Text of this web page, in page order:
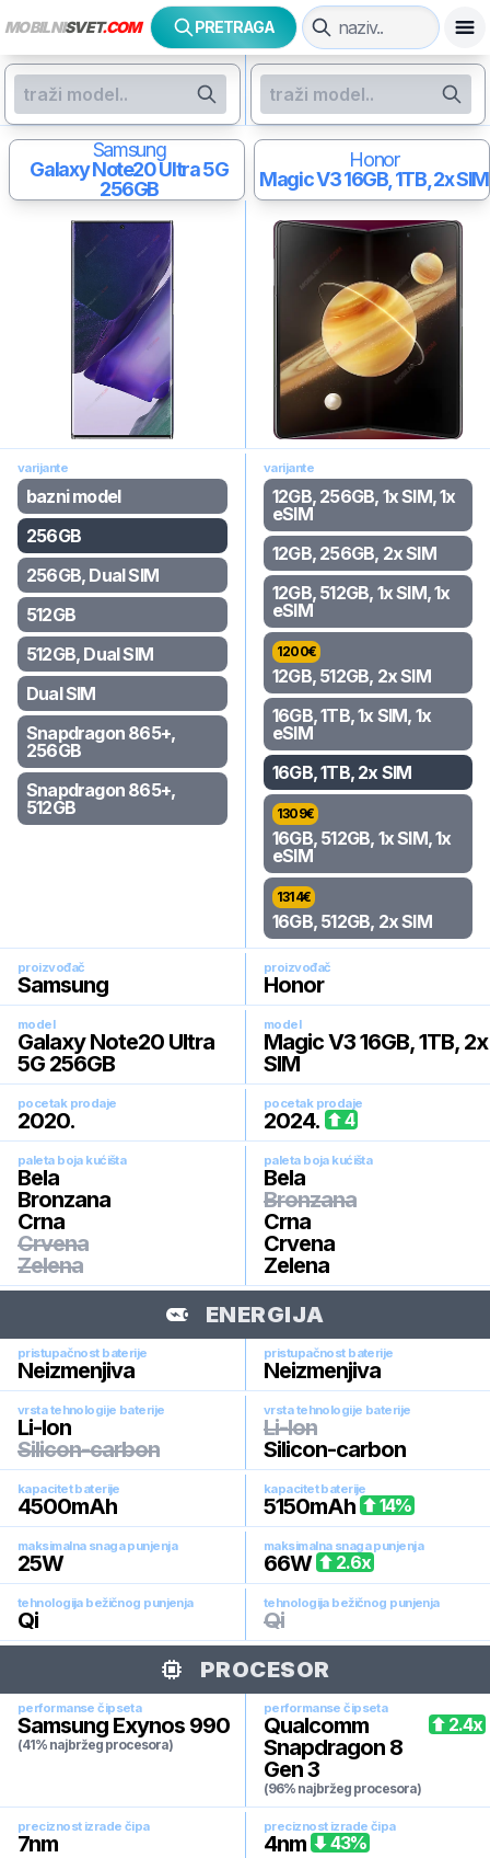
MOBILNISVET.COM PRETRAGA
Samsung
Galaxy Note20 Ultra 5G
256GB
Honor
Magic V316GB, 1TB, 2x SIM
varijante
bazni model
256GB
256GB, Dual SIM
512GB
512GB, Dual SIM
Dual SIM
Snapdragon 865+,
256GB
Snapdragon 865+,
512GB
varijante
12GB, 256GB, 1x SIM, 1x
eSIM
12GB, 256GB, 2x SIM
12GB, 512GB, 1x SIM, 1x
eSIM
1200€
12GB, 512GB, 2x SIM
16GB, 1TB, 1x SIM, 1x
eSIM
16GB, 1TB, 2x SIM
1309€
16GB, 512GB, 1x SIM, 1x
eSIM
1314€
16GB, 512GB, 2x SIM
proizvođač
Samsung
proizvođač
Honor
model
Galaxy Note20 Ultra
5G 256GB
model
Magic V3 16GB, 1TB, 2x
SIM
pocetak prodaje
2020.
pocetak prodaje
2024. 4
paleta boja kućišta
Bela
Bronzana
Crna
Crvena
Zelena
paleta boja kućišta
Bela
Bronzana
Crna
Crvena
Zelena
ENERGIJA
pristupačnost baterije
Neizmenjiva
pristupačnost baterije
Neizmenjiva
vrsta tehnologije baterije
Li-Ion
Silicon-carbon
vrsta tehnologije baterije
Li-Ion
Silicon-carbon
kapacitet baterije
4500mAh
kapacitet baterije
5150mAh 14%
maksimalna snaga punjenja
25W
maksimalna snaga punjenja
66W 2.6x
tehnologija bežičnog punjenja
Qi
tehnologija bežičnog punjenja
Qi
PROCESOR
performanse čipseta
Samsung Exynos 990
(41% najbržeg procesora)
performanse čipseta
Qualcomm
Snapdragon 8
Gen 3
(96% najbržeg procesora)
2.4x
preciznost izrade čipa
7nm
preciznost izrade čipa
4nm 43%